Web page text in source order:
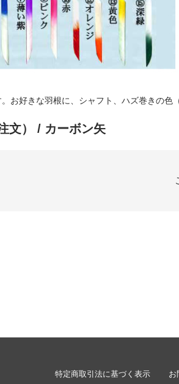
。お好きな羽根に、シャフト、ハズ巻きの
文） / カーボン矢
特定商取引法に基づく表示 お